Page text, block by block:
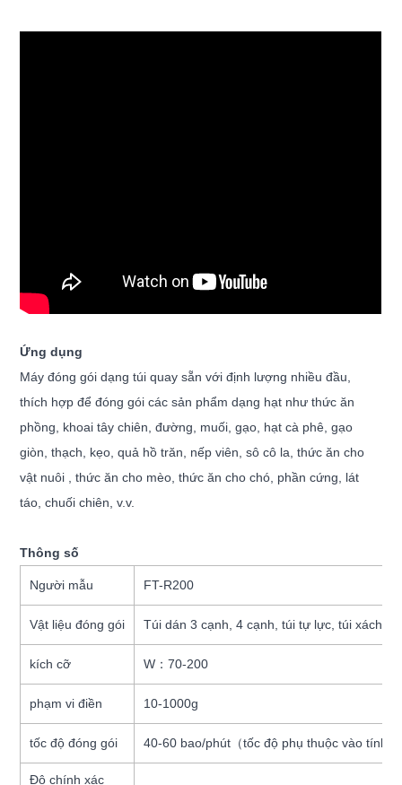
Ứng dụng
Máy đóng gói dạng túi quay sẵn với định lượng nhiều đầu,
thích hợp để đóng gói các sản phẩm dạng hạt như thức ăn
phồng, khoai tây chiên, đường, muối, gạo, hạt cà phê, gạo
giòn, thạch, kẹo, quả hồ trăn, nếp viên, sô cô la, thức ăn cho
vật nuôi , thức ăn cho mèo, thức ăn cho chó, phần cứng, lát
táo, chuối chiên, v.v.
Thông số
Người mẫu FT-R200
Vật liệu đóng gói Túi dán 3 cạnh, 4 cạnh, túi tự lực, túi xách
kích cỡ W：70-200
phạm vi điền 10-1000g
tốc độ đóng gói 40-60 bao/phút（tốc độ phụ thuộc vào tính
Độ chính xác